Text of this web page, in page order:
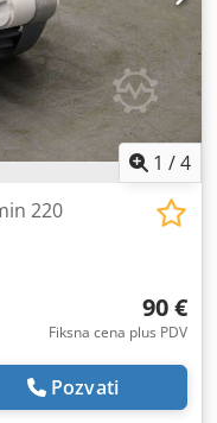
1 /4
220
90 €
Fiksna cena plus PDV
Pozvati